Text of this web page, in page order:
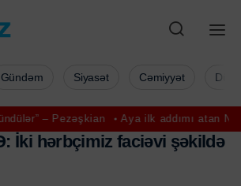
Aya ilk addımı atan Nil Armstronqun
Gündəm Siyasət Cəmiyyət
: İki hərbçimiz faciəvi şəkildə